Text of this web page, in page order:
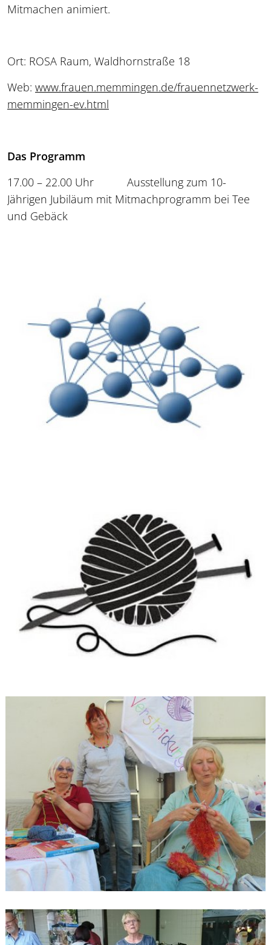
Mitmachen animiert.
Ort: ROSA Raum, Waldhornstraße 18
Web: www.frauen.memmingen.de/frauennetzwerk-
memmingen-ev.html
Das Programm
17.00 – 22.00 Uhr Ausstellung zum 10-
Jährigen Jubiläum mit Mitmachprogramm bei Tee
und Gebäck